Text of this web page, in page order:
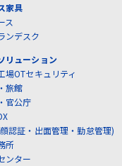
家具
ス
ンデスク
リューション
場OTセキュリティ
旅館
官公庁
認証・出面管理・勤怠管理)
所
ンター